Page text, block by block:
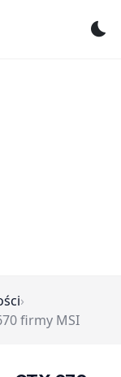
›
firmy MSI